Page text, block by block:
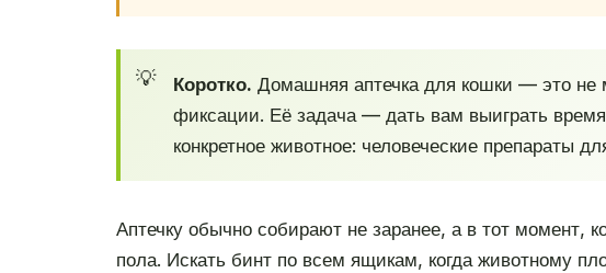
Коротко. Домашняя аптечка для кошки — это не
фиксации. Её задача — дать вам выиграть время
конкретное животное: человеческие препараты
Аптечку обычно собирают не заранее, а в тот момент,
пола. Искать бинт по всем ящикам, когда животному